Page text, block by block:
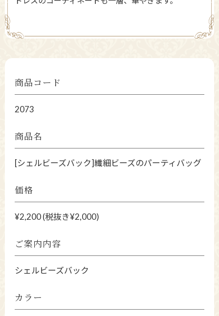
商品コード
2073
商品名
[シェルビーズバック]繊細ビーズのパーティバッグ
価格
¥2,200 (税抜き¥2,000)
ご案内内容
シェルビーズバック
カラー